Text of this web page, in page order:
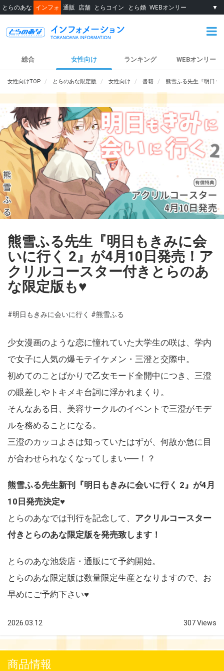
とらのあな インフォ 通販 店舗 とらコイン とら婚 WEBオンリー ▼
総合 女性向け ランキング WEBオンリー
女性向けTOP とらのあな限定版 女性向け 書籍 熊雪ふる先生『明日も
熊雪ふる先生『明日もきみに会
いに行く 2』が4月10日発売！ア
クリルコースター付きとらのあ
な限定版も♥
#明日もきみに会いに行く #熊雪ふる
少女漫画のような恋に憧れていた大学生の咲は、学内
で女子に人気の爆モテイケメン・三澄と交際中。
初めてのことばかりで乙女モード全開中につき、三澄
の眼差しやトキメキ台詞に浮かれまくり。
そんなある日、美容サークルのイベントで三澄がモデ
ルを務めることになる。
三澄のカッコよさは知っていたはずが、何故か急に目
が合わせられなくなってしまい──！？
熊雪ふる先生新刊『明日もきみに会いに行く 2』 が4月
10日発売決定♥
とらのあなでは刊行を記念して、 アクリルコースター
付きとらのあな限定版を発売致します！
とらのあな池袋店・通販にて予約開始。
とらのあな限定版は数量限定生産となりますので、お
早めにご予約下さい♥
2026.03.12 307 Views
商品情報